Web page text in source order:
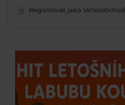
Registrovat jako Velkoobchod